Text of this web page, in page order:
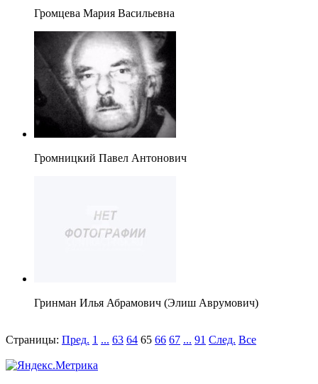
Громцева Мария Васильевна
Громницкий Павел Антонович
Гринман Илья Абрамович (Элиш Аврумович)
Страницы: Пред. 1 ... 63 64 65 66 67 ... 91 След. Все